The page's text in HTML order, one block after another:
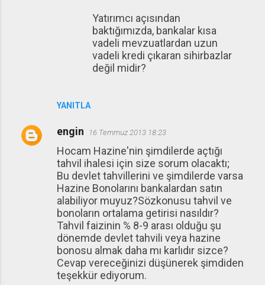
YANITLA
Yatırımcı açısından
baktığımızda, bankalar kısa
vadeli mevzuatlardan uzun
vadeli kredi çıkaran sihirbazlar
değil midir?
engin 16 Temmuz 2013 18:23
Hocam Hazine'nin şimdilerde açtığı
tahvil ihalesi için size sorum olacaktı;
Bu devlet tahvillerini ve şimdilerde varsa
Hazine Bonolarını bankalardan satın
alabiliyor muyuz?Sözkonusu tahvil ve
bonoların ortalama getirisi nasıldır?
Tahvil faizinin % 8-9 arası olduğu şu
dönemde devlet tahvili veya hazine
bonosu almak daha mı karlıdır sizce?
Cevap vereceğinizi düşünerek şimdiden
teşekkür ediyorum.